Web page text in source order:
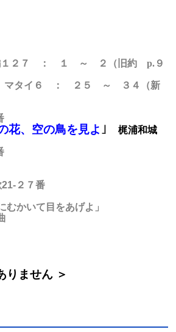
１２７ ： １ ～ ２
（旧約 p.９
： ２５ ～ ３４
（新
花、空の鳥を見よ ｣
梶浦和城
２７番
かいて目をあげよ」
りません ＞